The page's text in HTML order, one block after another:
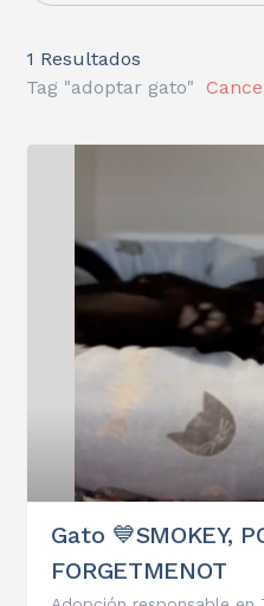
1 Resultados
Tag "adoptar gato"
Gato 💙SMOKEY,
FORGETMENOT